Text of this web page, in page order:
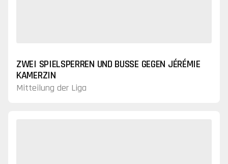
ZWEI SPIELSPERREN UND BUSSE GEGEN JÉRÉMIE
KAMERZIN
Mitteilung der Liga